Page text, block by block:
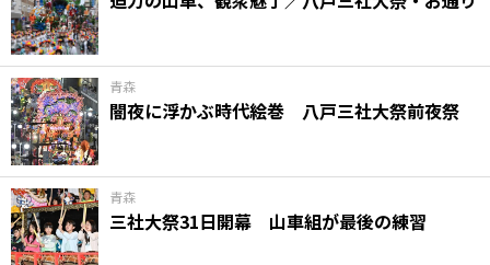
青森
闇夜に浮かぶ時代絵巻 八戸三社大祭前夜祭
青森
三社大祭31日開幕 山車組が最後の練習